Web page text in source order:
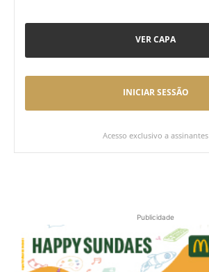
VER CAPA
INICIAR SESSÃO
Acesso exclusivo a assinantes
Publicidade